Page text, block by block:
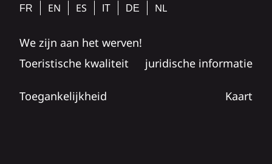
FR EN ES IT DE NL
We zijn aan het werven!
Toeristische kwaliteit
juridische informatie
Toegankelijkheid Kaart